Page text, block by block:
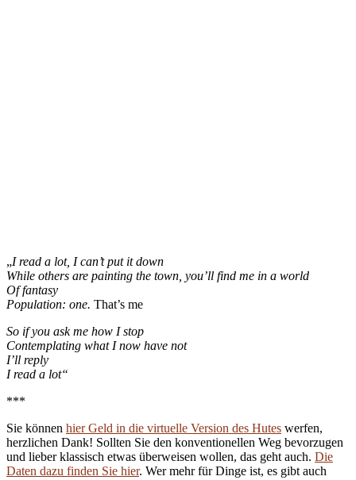
„I read a lot, I can’t put it down
While others are painting the town, you’ll find me in a world
Of fantasy
Population: one. That’s me
So if you ask me how I stop
Contemplating what I now have not
I’ll reply
I read a lot“
***
Sie können hier Geld in die virtuelle Version des Hutes werfen,
herzlichen Dank! Sollten Sie den konventionellen Weg bevorzugen
und lieber klassisch etwas überweisen wollen, das geht auch. Die
Daten dazu finden Sie hier. Wer mehr für Dinge ist, es gibt auch